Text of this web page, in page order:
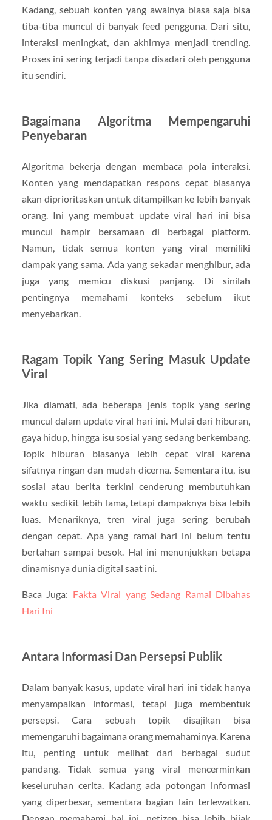
Kadang, sebuah konten yang awalnya biasa saja bisa
tiba-tiba muncul di banyak feed pengguna. Dari situ,
interaksi meningkat, dan akhirnya menjadi trending.
Proses ini sering terjadi tanpa disadari oleh pengguna
itu sendiri.
Bagaimana Algoritma Mempengaruhi
Penyebaran
Algoritma bekerja dengan membaca pola interaksi.
Konten yang mendapatkan respons cepat biasanya
akan diprioritaskan untuk ditampilkan ke lebih banyak
orang. Ini yang membuat update viral hari ini bisa
muncul hampir bersamaan di berbagai platform.
Namun, tidak semua konten yang viral memiliki
dampak yang sama. Ada yang sekadar menghibur, ada
juga yang memicu diskusi panjang. Di sinilah
pentingnya memahami konteks sebelum ikut
menyebarkan.
Ragam Topik Yang Sering Masuk Update
Viral
Jika diamati, ada beberapa jenis topik yang sering
muncul dalam update viral hari ini. Mulai dari hiburan,
gaya hidup, hingga isu sosial yang sedang berkembang.
Topik hiburan biasanya lebih cepat viral karena
sifatnya ringan dan mudah dicerna. Sementara itu, isu
sosial atau berita terkini cenderung membutuhkan
waktu sedikit lebih lama, tetapi dampaknya bisa lebih
luas. Menariknya, tren viral juga sering berubah
dengan cepat. Apa yang ramai hari ini belum tentu
bertahan sampai besok. Hal ini menunjukkan betapa
dinamisnya dunia digital saat ini.
Baca Juga: Fakta Viral yang Sedang Ramai Dibahas
Hari Ini
Antara Informasi Dan Persepsi Publik
Dalam banyak kasus, update viral hari ini tidak hanya
menyampaikan informasi, tetapi juga membentuk
persepsi. Cara sebuah topik disajikan bisa
memengaruhi bagaimana orang memahaminya. Karena
itu, penting untuk melihat dari berbagai sudut
pandang. Tidak semua yang viral mencerminkan
keseluruhan cerita. Kadang ada potongan informasi
yang diperbesar, sementara bagian lain terlewatkan.